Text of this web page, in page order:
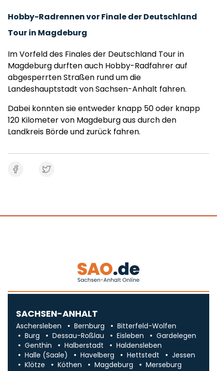
Hobby-Radrennen vor Finale der Deutschland
Tour in Magdeburg
Im Vorfeld des Finales der Deutschland Tour in
Magdeburg durften auch Hobby-Radfahrer auf
abgesperrten Straßen rund um die
Landeshauptstadt von Sachsen-Anhalt fahren.
Dabei konnten sie entweder knapp 50 oder knapp
120 Kilometer von Magdeburg aus durch den
Landkreis Börde und zurück fahren.
SACHSEN-ANHALT
Aschersleben Bernburg
Bitterfeld-Wolfen
Burg
Dessau-Roßlau Eisleben
Gardelegen
Genthin
Halberstadt
Haldensleben
Halle (Saale)
Havelberg Hettstedt
Jessen
Klötze
Köthen Magdeburg
Merseburg